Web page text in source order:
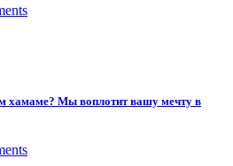
хамаме? Мы воплотит вашу мечту в